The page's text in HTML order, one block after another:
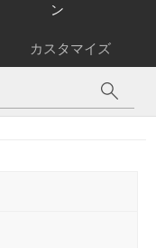
ン
カスタマイズ